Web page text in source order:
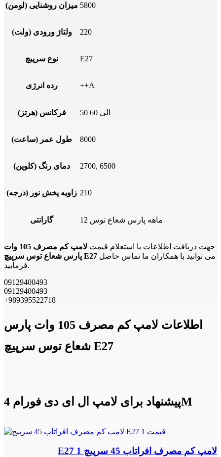
میزان روشنایی (لومن) 5800
ولتاژ ورودی (ولت) 220
نوع سرپیچ E27
رده انرژی ++A
فرکانس (هرتز) 50 الی 60
طول عمر (ساعت) 8000
دمای رنگ (کلوین) 2700, 6500
زاویه پخش نور (درجه) 210
گارانتی 12 ماهه پارس شعاع توس
جهت دریافت اطلاعات یا استعلام قیمت
لامپ کم مصرف 105 وات
پارس شعاع توس سرپیچ E27 می توانید با همکاران ما تماس حاصل
فرمایید.
09129400493
09129400493
+989395522718
اطلاعات لامپ کم مصرف 105 وات پارس
شعاع توس سرپیچ E27
پیشنهاد برای لامپ ال ای دی فورام 4M
لامپ کم مصرف افراتاب 45 سرپیچ E27 1